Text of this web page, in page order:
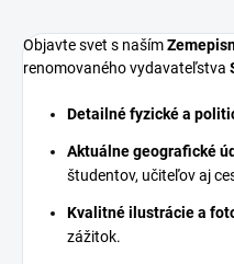
Objavte svet s naším
renomovaného vydavateľstva
Detailné fyzické a
Aktuálne geografické
študentov, učiteľov aj
Kvalitné ilustrácie a
zážitok.